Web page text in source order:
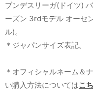
ブンデスリーガ(ドイツ)
ーズン 3rdモデル オーセ
ル)。
＊ジャパンサイズ表記。
＊オフィシャルネーム＆
い購入方法についてはこ